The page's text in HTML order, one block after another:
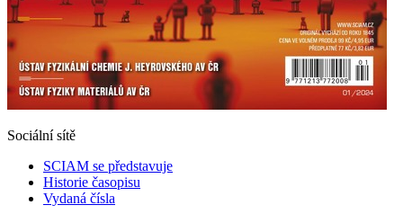
Sociální sítě
SCIAM se představuje
Historie časopisu
Vydaná čísla